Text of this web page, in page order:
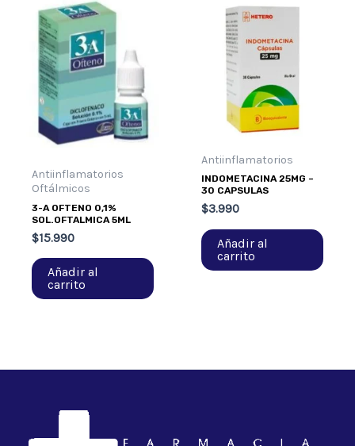
Antiinflamatorios
Oftálmicos
3-A OFTENO 0,1%
SOL.OFTALMICA 5ML
$15.990
Añadir al
carrito
Antiinflamatorios
INDOMETACINA 25MG –
30 CAPSULAS
$3.990
Añadir al
carrito